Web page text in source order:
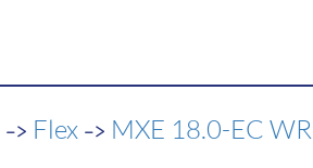
-> Flex -> MXE 18.0-EC